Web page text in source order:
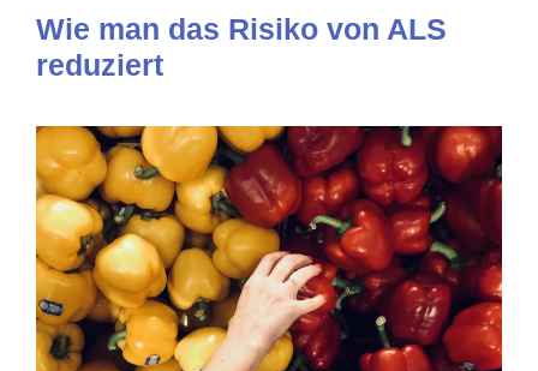
Wie man das Risiko von ALS
reduziert